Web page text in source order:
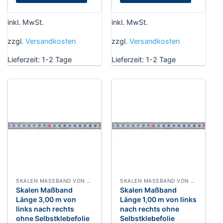
inkl. MwSt.
zzgl. Versandkosten
Lieferzeit: 1-2 Tage
inkl. MwSt.
zzgl. Versandkosten
Lieferzeit: 1-2 Tage
Skalen Maßband
Länge 3,00 m von
links nach rechts
ohne Selbstklebefolie
Skalen Maßband
Länge 1,00 m von links
nach rechts ohne
Selbstklebefolie